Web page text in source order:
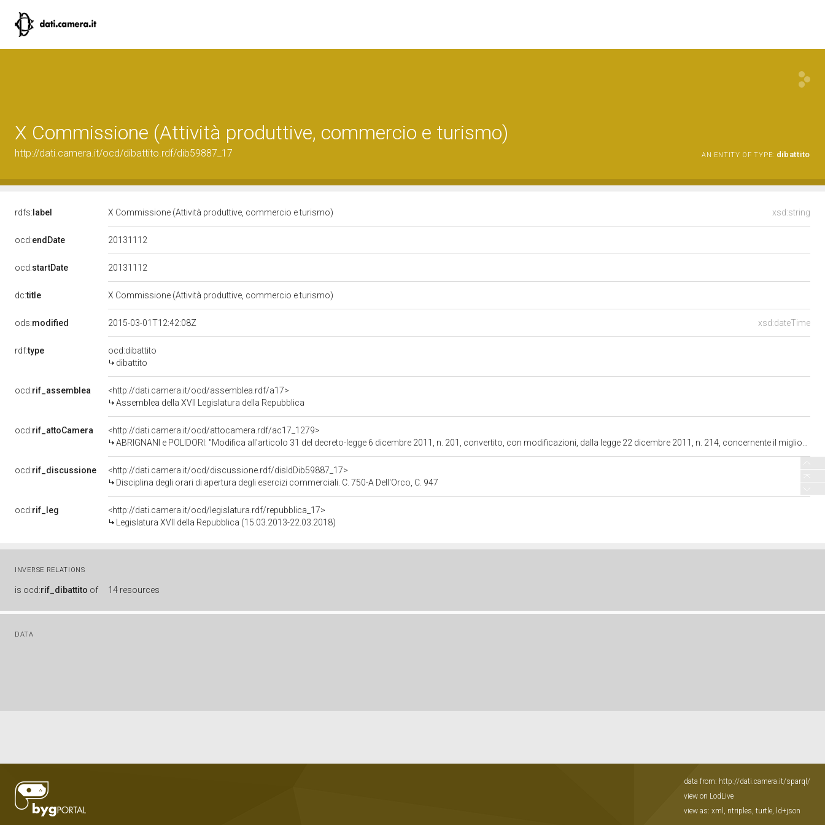
X Commissione (Attività produttive, commercio e turismo)
http://dati.camera.it/ocd/dibattito.rdf/dib59887_17 AN ENTITY OF TYPE: dibattito
rdfs: label xsd:string
X Commissione (Attività produttive, commercio e turismo)
ocd:endDate 20131112
ocd:startDate 20131112
dc:title X Commissione (Attività produttive, commercio e turismo)
ods:modified xsd:dateTime
2015-03-01T12:42:08Z
rdf:type
ocd:dibattito
dibattito
ocd:rif_assemblea
<http://dati.camera.it/ocd/assemblea.rdf/a17>
Assemblea della XVII Legislatura della Repubblica
ocd:rif_attoCamera
<http://dati.camera.it/ocd/attocamera.rdf/ac17_1279>
ABRIGNANI e POLIDORI: "Modifica all'articolo 31 del decreto-legge 6 dicembre 2011, n. 201, convertito, con modificazioni, dalla legge 22 dicembre 2011, n. 214, concernente il miglioramento dell'accesso ai servizi commerciali e artigianali sul territorio" (1279)
ocd:rif_discussione
<http://dati.camera.it/ocd/discussione.rdf/disIdDib59887_17>
Disciplina degli orari di apertura degli esercizi commerciali. C. 750-A Dell'Orco, C. 947
ocd:rif_leg
<http://dati.camera.it/ocd/legislatura.rdf/repubblica_17>
Legislatura XVII della Repubblica (15.03.2013-22.03.2018)
INVERSE RELATIONS
is ocd:rif_dibattito of 14 resources
DATA
data from: http://dati.camera.it/sparql/
view on LodLive
view as: xml , ntriples, turtle, ld+json